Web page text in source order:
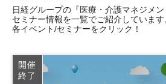
日経グループの『医療・介護マネジメ
セミナー情報を一覧でご紹介しています
各イベント/セミナーをクリック！
開催
終了